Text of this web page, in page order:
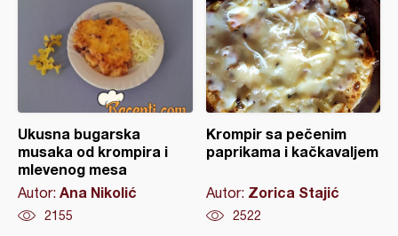
Ukusna bugarska
musaka od krompira i
mlevenog mesa
Autor: Ana Nikolić
2155
Krompir sa pečenim
paprikama i kačkavaljem
Autor: Zorica Stajić
2522